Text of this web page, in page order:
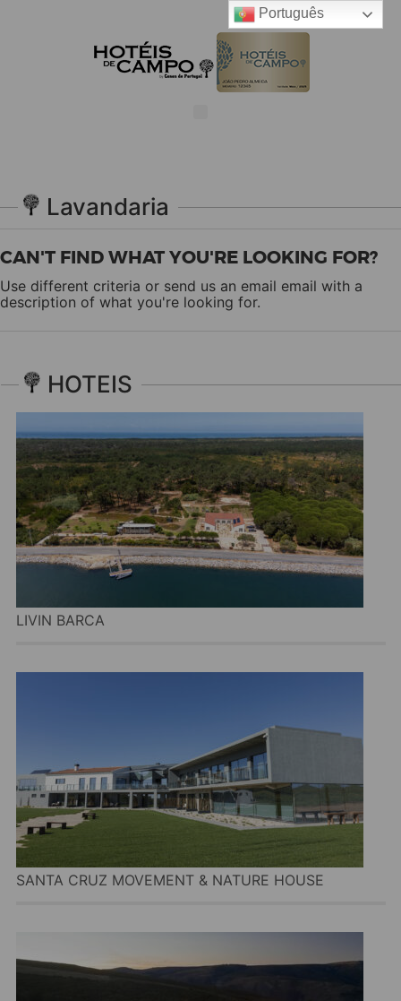
Lavandaria
CAN'T FIND WHAT YOU'RE LOOKING FOR?
Use different criteria or send us an email email with a
description of what you're looking for.
HOTEIS
LIVIN BARCA
SANTA CRUZ MOVEMENT & NATURE HOUSE
Português